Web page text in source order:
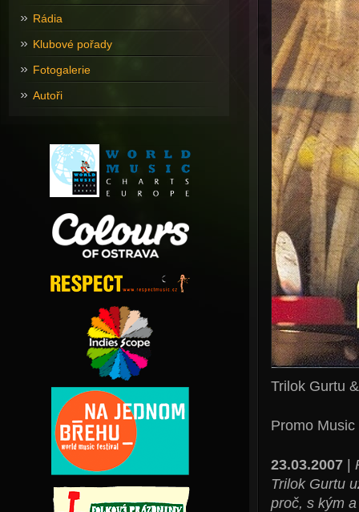
Trilok Gurtu
Promo Music
23.03.2007|
Trilok Gurtu
proč, s kým
Rádia
Klubové pořady
Fotogalerie
Autoři